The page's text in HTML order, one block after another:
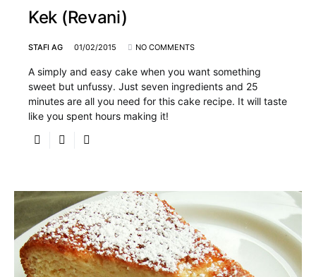
Kek (Revani)
STAFI AG 01/02/2015 NO COMMENTS
A simply and easy cake when you want something
sweet but unfussy. Just seven ingredients and 25
minutes are all you need for this cake recipe. It will taste
like you spent hours making it!